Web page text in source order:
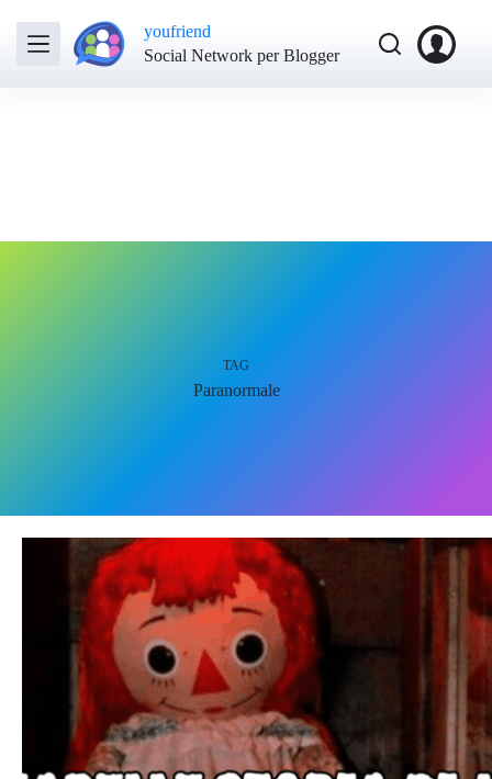
youfriend
Social Network per Blogger
TAG
Paranormale